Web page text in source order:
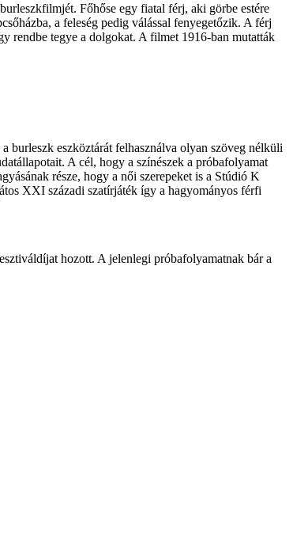
Főhőse egy fiatal férj, aki görbe estére
a feleség pedig válással fenyegetőzik. A férj
rendbe tegye a dolgokat. A filmet 1916-ban mutatták
burleszk eszköztárát felhasználva olyan szöveg nélküli
A cél, hogy a színészek a próbafolyamat
része, hogy a női szerepeket is a Stúdió K
XXI századi szatírjáték így a hagyományos férfi
hozott. A jelenlegi próbafolyamatnak bár a